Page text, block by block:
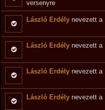
versenyre
László Erdély nevezett a
László Erdély nevezett a
László Erdély nevezett a
László Erdély nevezett a